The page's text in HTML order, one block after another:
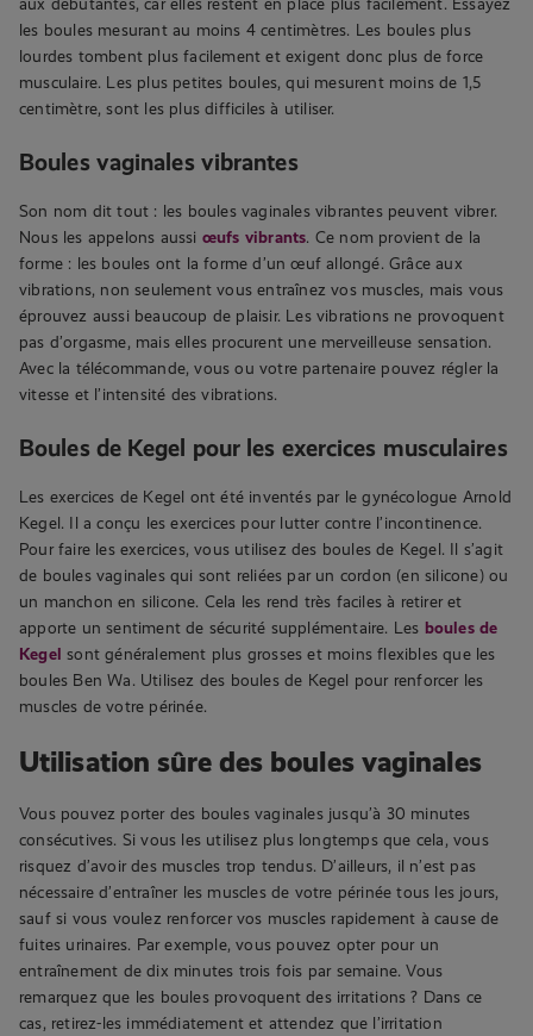
les boules mesurant au moins 4 centimètres. Les boules plus
lourdes tombent plus facilement et exigent donc plus de force
musculaire. Les plus petites boules, qui mesurent moins de 1,5
centimètre, sont les plus difficiles à utiliser.
Boules vaginales vibrantes
Son nom dit tout : les boules vaginales vibrantes peuvent vibrer.
Nous les appelons aussi œufs vibrants. Ce nom provient de la
forme : les boules ont la forme d’un œuf allongé. Grâce aux
vibrations, non seulement vous entraînez vos muscles, mais vous
éprouvez aussi beaucoup de plaisir. Les vibrations ne provoquent
pas d’orgasme, mais elles procurent une merveilleuse sensation.
Avec la télécommande, vous ou votre partenaire pouvez régler la
vitesse et l’intensité des vibrations.
Boules de Kegel pour les exercices musculaires
Les exercices de Kegel ont été inventés par le gynécologue Arnold
Kegel. Il a conçu les exercices pour lutter contre l’incontinence.
Pour faire les exercices, vous utilisez des boules de Kegel. Il s’agit
de boules vaginales qui sont reliées par un cordon (en silicone) ou
un manchon en silicone. Cela les rend très faciles à retirer et
apporte un sentiment de sécurité supplémentaire. Les boules de
Kegel sont généralement plus grosses et moins flexibles que les
boules Ben Wa. Utilisez des boules de Kegel pour renforcer les
muscles de votre périnée.
Utilisation sûre des boules vaginales
Vous pouvez porter des boules vaginales jusqu’à 30 minutes
consécutives. Si vous les utilisez plus longtemps que cela, vous
risquez d’avoir des muscles trop tendus. D’ailleurs, il n’est pas
nécessaire d’entraîner les muscles de votre périnée tous les jours,
sauf si vous voulez renforcer vos muscles rapidement à cause de
fuites urinaires. Par exemple, vous pouvez opter pour un
entraînement de dix minutes trois fois par semaine. Vous
remarquez que les boules provoquent des irritations ? Dans ce
cas, retirez-les immédiatement et attendez que l’irritation